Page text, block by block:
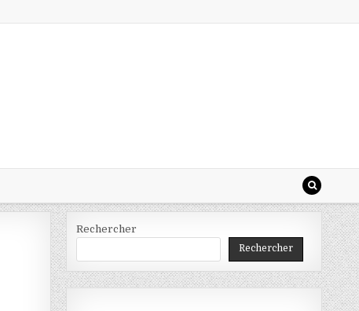
Rechercher
Rechercher